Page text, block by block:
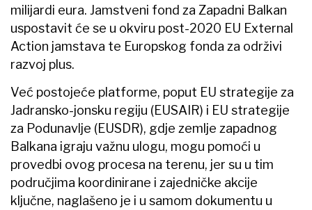
milijardi eura. Jamstveni fond za Zapadni Balkan
uspostavit će se u okviru post-2020 EU External
Action jamstava te Europskog fonda za održivi
razvoj plus.
Već postojeće platforme, poput EU strategije za
Jadransko-jonsku regiju (EUSAIR) i EU strategije
za Podunavlje (EUSDR), gdje zemlje zapadnog
Balkana igraju važnu ulogu, mogu pomoći u
provedbi ovog procesa na terenu, jer su u tim
područjima koordinirane i zajedničke akcije
ključne, naglašeno je i u samom dokumentu u